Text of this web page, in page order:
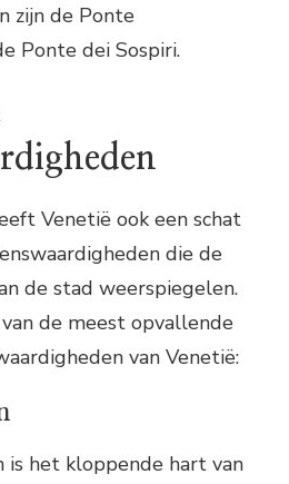
zijn de Ponte
Ponte dei Sospiri.
Venetië ook een schat
die de
de stad weerspiegelen.
de meest opvallende
van Venetië:
is het kloppende hart van